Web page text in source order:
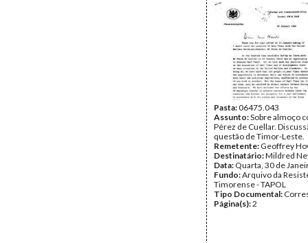
Pasta:06475.043
Assunto:Sobre almoço
Pérez de Cuellar.
questão de Timor-Leste.
Remetente: Geoffrey
Destinatário:Mildred
Data: Quarta, 30 de
Fundo:Arquivo da
Timorense - TAPOL
Tipo Documental:
Página(s):2